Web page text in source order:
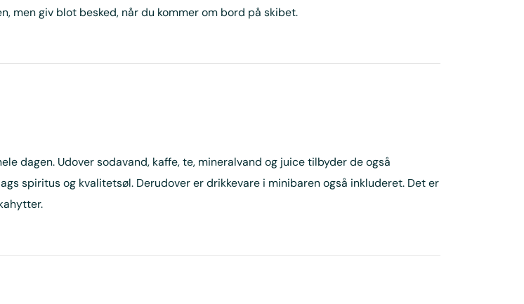
men giv blot besked, når du kommer om bord på skibet.
dagen. Udover sodavand, kaffe, te, mineralvand og juice tilbyder de også
spiritus og kvalitetsøl. Derudover er drikkevare i minibaren også inkluderet. Det er